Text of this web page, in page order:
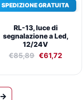
SPEDIZIONE GRATUITA
RL-13, luce di
segnalazione a Led,
12/24V
€85,89 €61,72
→